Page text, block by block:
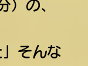
）の、
そんな